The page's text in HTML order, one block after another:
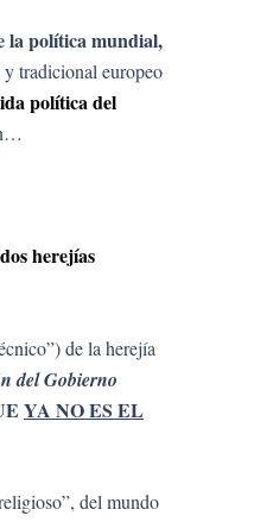
la política mundial,
tradicional europeo
política del
herejías
de la herejía
del Gobierno
YA NO ES EL
del mundo